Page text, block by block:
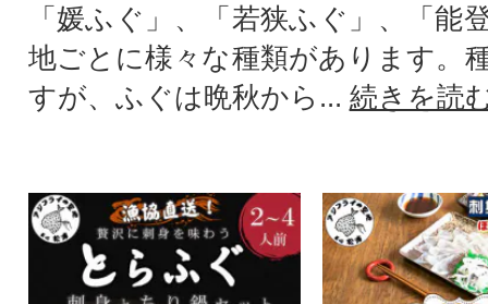
「媛ふぐ」、「若狭ふぐ」、「能
地ごとに様々な種類があります。
すが、ふぐは晩秋から... 続きを読